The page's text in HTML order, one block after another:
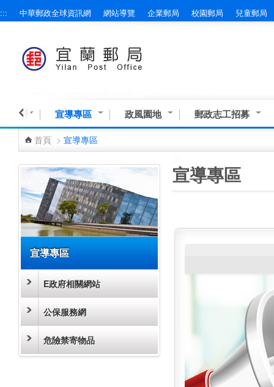
跳到主要內容區塊
::: 中華郵政全球資訊網 網站導覽 企業郵局 校園郵局 兒童郵局
資訊 宣導專區 政風園地 郵政志工招募
首頁 > 宣導專區
宣導專區
E政府相關網站
公保服務網
危險禁寄物品
宣導專區